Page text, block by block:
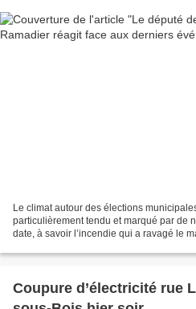
Le climat autour des élections
particulièrement tendu et marqué par de
date, à savoir l’incendie qui a ravagé le
Coupure d’électricité rue